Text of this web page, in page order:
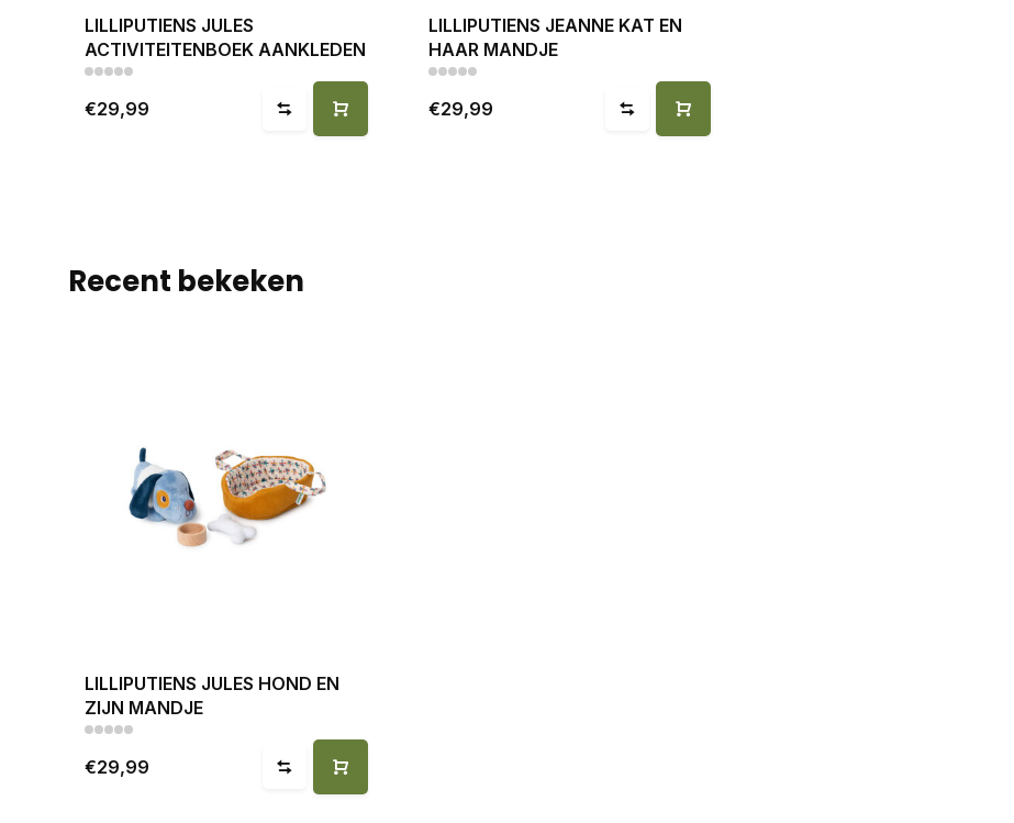
LILLIPUTIENS JULES
ACTIVITEITENBOEK AANKLEDEN
€29,99
LILLIPUTIENS JEANNE KAT EN
HAAR MANDJE
€29,99
Recent bekeken
LILLIPUTIENS JULES HOND EN
ZIJN MANDJE
€29,99